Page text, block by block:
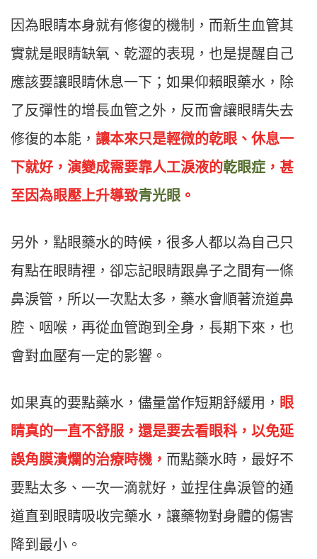
因為眼睛本身就有修復的機制，而新生血管其
實就是眼睛缺氧、乾澀的表現，也是提醒自己
應該要讓眼睛休息一下；如果仰賴眼藥水，除
了反彈性的增長血管之外，反而會讓眼睛失去
修復的本能， 讓本來只是輕微的乾眼、休息一
下就好，演變成需要靠人工淚液的乾眼症 ，甚
至因為眼壓上升導致青光眼 。
另外，點眼藥水的時候，很多人都以為自己只
有點在眼睛裡，卻忘記眼睛跟鼻子之間有一條
鼻淚管，所以一次點太多，藥水會順著流道鼻
腔、咽喉，再從血管跑到全身，長期下來，也
會對血壓有一定的影響。
如果真的要點藥水，儘量當作短期舒緩用， 眼
睛真的一直不舒服，還是要去看眼科，以免延
誤角膜潰爛的治療時機， 而點藥水時，最好不
要點太多、一次一滴就好，並捏住鼻淚管的通
道直到眼睛吸收完藥水，讓藥物對身體的傷害
降到最小。